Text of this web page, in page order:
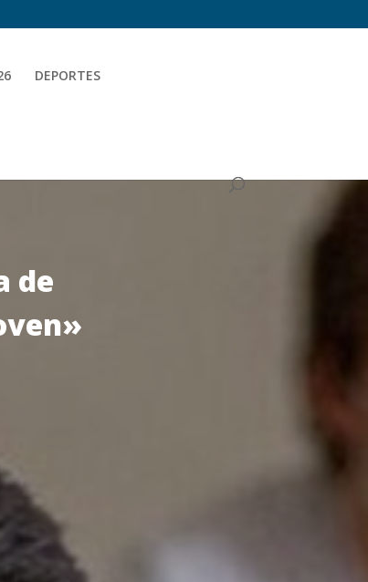
DEPORTES
de